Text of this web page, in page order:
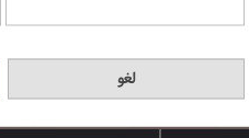
تلفن همراه